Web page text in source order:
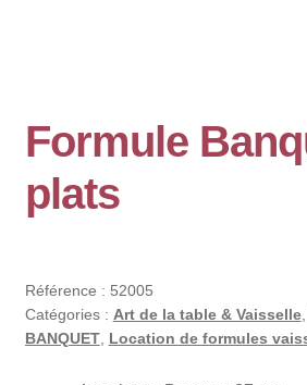
Formule
plats
Référence : 52005
Catégories : Art de la table & Vaisselle,
BANQUET, Location de formules